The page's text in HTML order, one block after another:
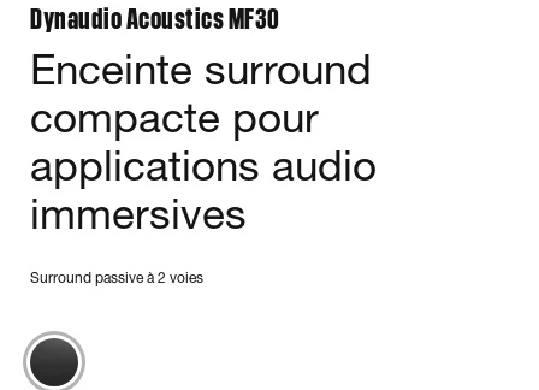
Dynaudio Acoustics MF30
Enceinte surround
compacte pour
applications audio
immersives
Surround passive à 2 voies